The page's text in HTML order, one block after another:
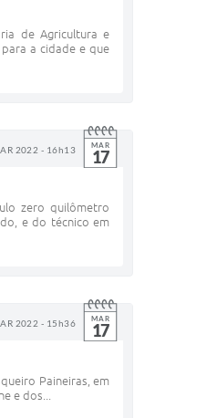
de Agricultura e
a cidade e que
2022 - 16h13 MAR
17
zero quilômetro
e do técnico em
2022 - 15h36 MAR
17
Paineiras, em
e dos...